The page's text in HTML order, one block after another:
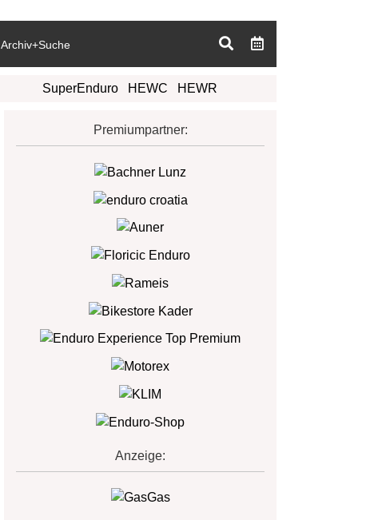
Archiv+Suche
SuperEnduro HEWC HEWR
Premiumpartner:
Anzeige: